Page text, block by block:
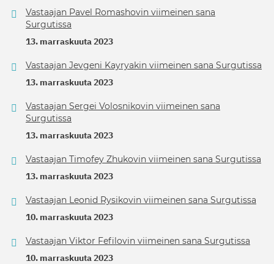
Vastaajan Pavel Romashovin viimeinen sana
Surgutissa
13. marraskuuta 2023
Vastaajan Jevgeni Kayryakin viimeinen sana Surgutissa
13. marraskuuta 2023
Vastaajan Sergei Volosnikovin viimeinen sana
Surgutissa
13. marraskuuta 2023
Vastaajan Timofey Zhukovin viimeinen sana Surgutissa
13. marraskuuta 2023
Vastaajan Leonid Rysikovin viimeinen sana Surgutissa
10. marraskuuta 2023
Vastaajan Viktor Fefilovin viimeinen sana Surgutissa
10. marraskuuta 2023